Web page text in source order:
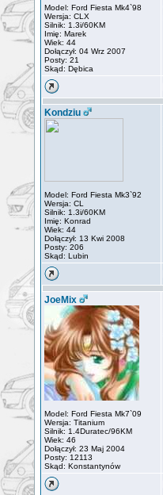
Model: Ford Fiesta Mk4`98
Wersja: CLX
Silnik: 1.3i/60KM
Imię: Marek
Wiek: 44
Dołączył: 04 Wrz 2007
Posty: 21
Skąd: Dębica
Kondziu
Model: Ford Fiesta Mk3`92
Wersja: CL
Silnik: 1.3i/60KM
Imię: Konrad
Wiek: 44
Dołączył: 13 Kwi 2008
Posty: 206
Skąd: Lubin
JoeMix
Model: Ford Fiesta Mk7`09
Wersja: Titanium
Silnik: 1.4Duratec/96KM
Wiek: 46
Dołączył: 23 Maj 2004
Posty: 12113
Skąd: Konstantynów